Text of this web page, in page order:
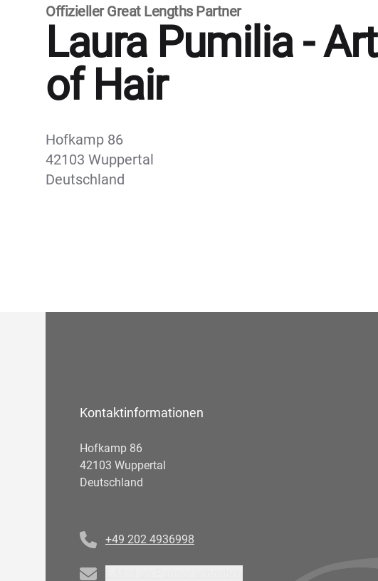
Offizieller Great Lengths Partner
Laura Pumilia - Art
of Hair
Hofkamp 86
42103 Wuppertal
Deutschland
Kontaktinformationen
Hofkamp 86
42103 Wuppertal
Deutschland
+49 202 4936998
Email